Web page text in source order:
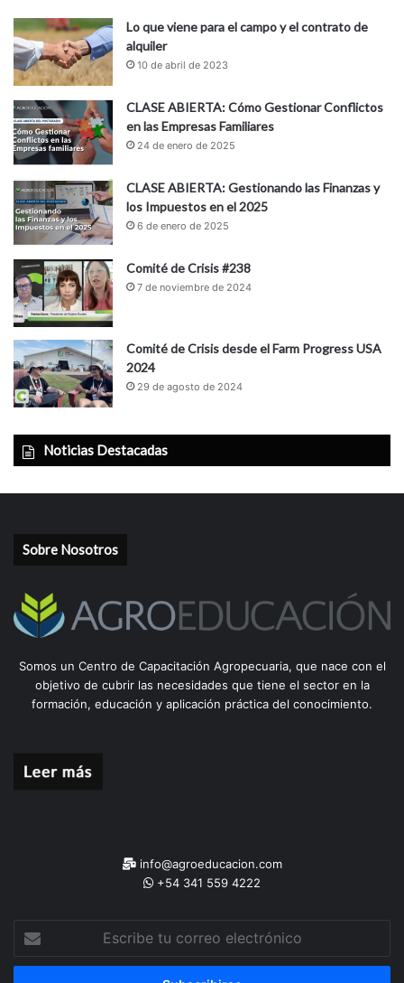
Lo que viene para el campo y el contrato de
alquiler
10 de abril de 2023
CLASE ABIERTA: Cómo Gestionar Conflictos
en las Empresas Familiares
24 de enero de 2025
CLASE ABIERTA: Gestionando las Finanzas y
los Impuestos en el 2025
6 de enero de 2025
Comité de Crisis #238
7 de noviembre de 2024
Comité de Crisis desde el Farm Progress USA
2024
29 de agosto de 2024
Noticias Destacadas
Sobre Nosotros
Somos un Centro de Capacitación Agropecuaria, que nace con el
objetivo de cubrir las necesidades que tiene el sector en la
formación, educación y aplicación práctica del conocimiento.
info@agroeducacion.com
+54 341 559 4222
correo